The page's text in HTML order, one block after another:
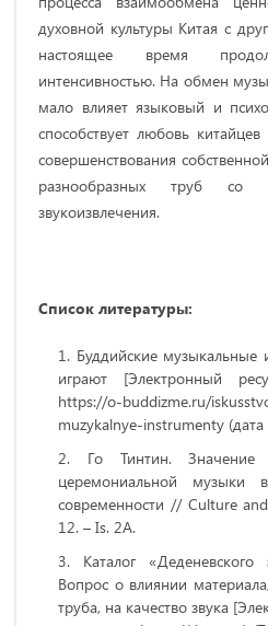
духовной культуры Китая с
настоящее время
интенсивностью. На обмен
мало влияет языковый и
способствует любовь
совершенствования
разнообразных труб со
звукоизвлечения.
Список литературы:
Буддийские
играют [Электронный
https://o-buddizme.ru/
muzykalnye-instrumenty
Го Тинтин. Значение
церемониальной
современности // Culture
12. – Is. 2А.
Каталог «Деденевского
Вопрос о влиянии
труба, на качество звука